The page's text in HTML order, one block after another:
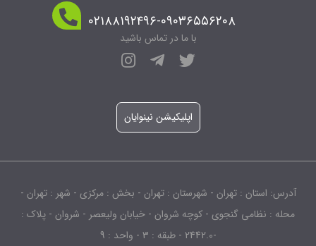
۰۲۱۸۸۱۹۲۴۹۶-۰۹۰۳۶۵۵۶۲۰۸
با ما در تماس باشید
اپلیکیشن نینوایان
آدرس: استان : تهران - شهرستان : تهران - بخش : مرکزی - شهر : تهران -
محله : نظامی گنجوی - کوچه شروان - خیابان ولیعصر - شروان - پلاک :
-2442.0 - طبقه : 3 - واحد : 9